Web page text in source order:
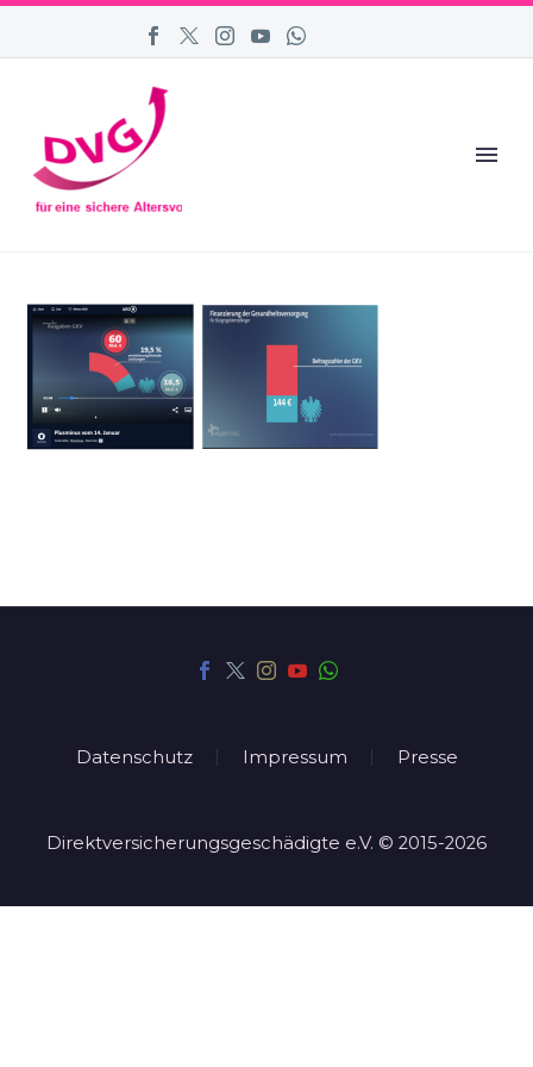
Datenschutz Impressum Presse
Direktversicherungsgeschädigte e.V. © 2015-2026